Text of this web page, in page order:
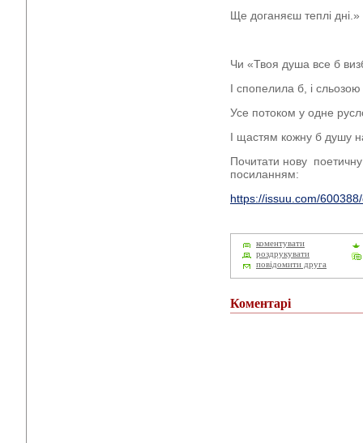
Ще доганяєш теплі дні.»
Чи «Твоя душа все б
І спопелила б, і
Усе потоком у одне
І щастям кожну б душу
Почитати нову
посиланням:
https://issuu.com/
коментувати
роздрукувати
повідомити друга
Коментарі